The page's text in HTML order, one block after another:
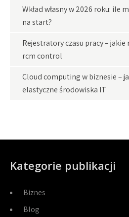
Wkład własny w 2026 roku: ile
na start?
Rejestratory czasu pracy –
rcm control
Cloud computing w biznesie –
elastyczne środowiska IT
Kategorie publikacji
Biznes
Blog